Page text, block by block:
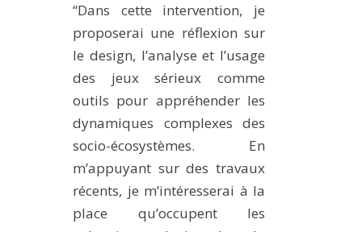
“Dans cette intervention, je
proposerai une réflexion sur
le design, l’analyse et l’usage
des jeux sérieux comme
outils pour appréhender les
dynamiques complexes des
socio-écosystèmes. En
m’appuyant sur des travaux
récents, je m’intéresserai à la
place qu’occupent les